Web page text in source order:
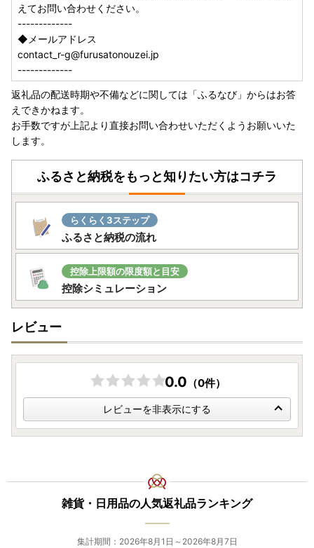
えてお問い合わせください。
-------------
◆メールアドレス
contact_r-g@furusatonouzei.jp
-------------
返礼品の配送時期や不備などに関しては「ふるなび」からはお答
えできかねます。
お手数ですが上記より直接お問い合わせいただくようお願いいた
します。
ふるさと納税をもっと知りたい方はコチラ
らくらく3ステップ
ふるさと納税の流れ
控除上限額の限度額と目安
控除シミュレーション
レビュー
0.0 （0件）
レビューを非表示にする
雑貨・日用品の人気返礼品ランキング
集計期間：2026年8月1日～2026年8月7日